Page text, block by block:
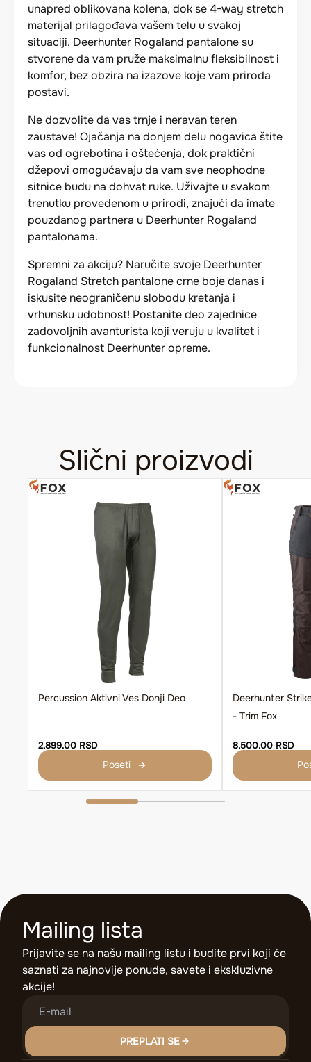
unapred oblikovana kolena, dok se 4-way stretch
materijal prilagođava vašem telu u svakoj
situaciji. Deerhunter Rogaland pantalone su
stvorene da vam pruže maksimalnu fleksibilnost i
komfor, bez obzira na izazove koje vam priroda
postavi.
Ne dozvolite da vas trnje i neravan teren
zaustave! Ojačanja na donjem delu nogavica štite
vas od ogrebotina i oštećenja, dok praktični
džepovi omogućavaju da vam sve neophodne
sitnice budu na dohvat ruke. Uživajte u svakom
trenutku provedenom u prirodi, znajući da imate
pouzdanog partnera u Deerhunter Rogaland
pantalonama.
Spremni za akciju? Naručite svoje Deerhunter
Rogaland Stretch pantalone crne boje danas i
iskusite neograničenu slobodu kretanja i
vrhunsku udobnost! Postanite deo zajednice
zadovoljnih avanturista koji veruju u kvalitet i
funkcionalnost Deerhunter opreme.
Slični proizvodi
Percussion Aktivni Ves Donji Deo
2,899.00 RSD
Poseti
Deerhunter
- Trim Fox
8,500.00 RSD
Mailing lista
Prijavite se na našu mailing listu i budite prvi koji će
saznati za najnovije ponude, savete i ekskluzivne
akcije!
PREPLATI SE